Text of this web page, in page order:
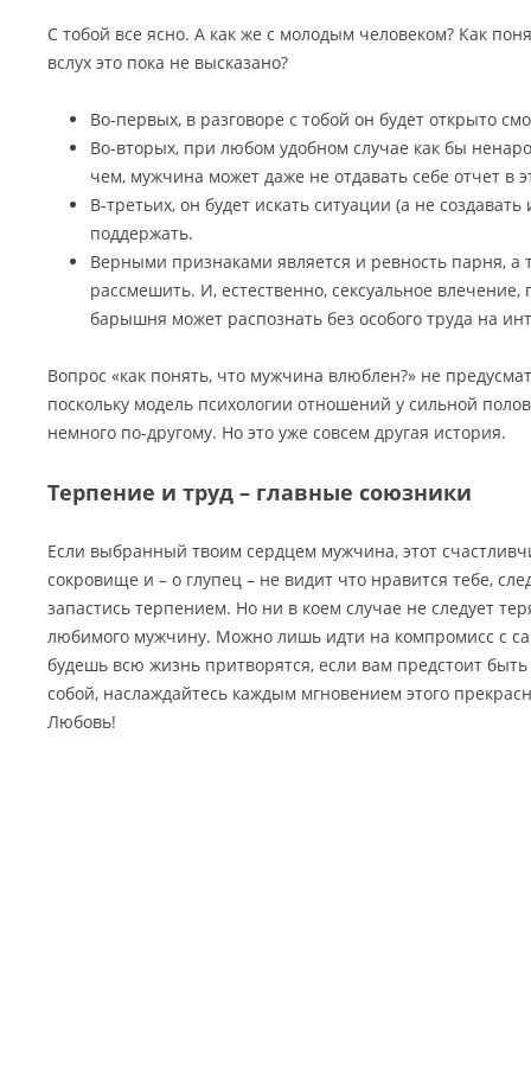
С тобой все ясно. А как же с молодым человеком? Как
вслух это пока не высказано?
Во-первых, в разговоре с тобой он будет открыто
Во-вторых, при любом удобном случае как бы
чем, мужчина может даже не отдавать себе отчет в
В-третьих, он будет искать ситуации (а не
поддержать.
Верными признаками является и ревность парня, а
рассмешить. И, естественно, сексуальное влечение,
барышня может распознать без особого труда на
Вопрос «как понять, что мужчина влюблен?» не
поскольку модель психологии отношений у сильной
немного по-другому. Но это уже совсем другая история.
Терпение и труд – главные союзники
Если выбранный твоим сердцем мужчина, этот
сокровище и – о глупец – не видит что нравится тебе,
запастись терпением. Но ни в коем случае не следует
любимого мужчину. Можно лишь идти на компромисс с
будешь всю жизнь притворятся, если вам предстоит
собой, наслаждайтесь каждым мгновением этого
Любовь!